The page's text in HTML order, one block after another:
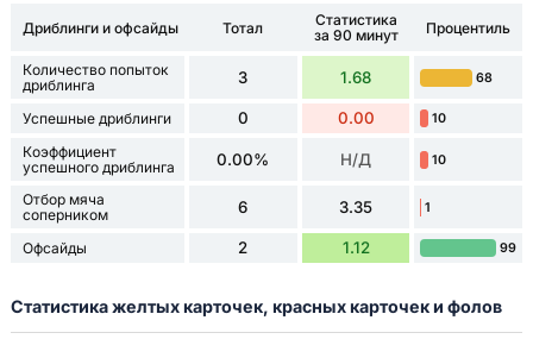
Дриблинги и офсайды Тотал
Статистика
за 90 минут
Процентиль
Количество попыток
дриблинга
3 1.68 68
Успешные дриблинги 0 0.00 10
Коэффициент
успешного дриблинга
0.00% Н/Д 10
Отбор мяча
соперником
6 3.35 1
Офсайды 2 1.12 99
Статистика желтых карточек, красных карточек и фолов